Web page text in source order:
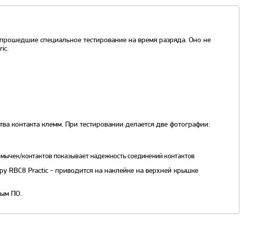
специальное тестирование на время разряда. Оно не
контакта клемм. При тестировании делается две фотографии:
контактов показывает надежность соединений контактов
RBC8 Practic - приводится на наклейке на верхней крышке
ПО.